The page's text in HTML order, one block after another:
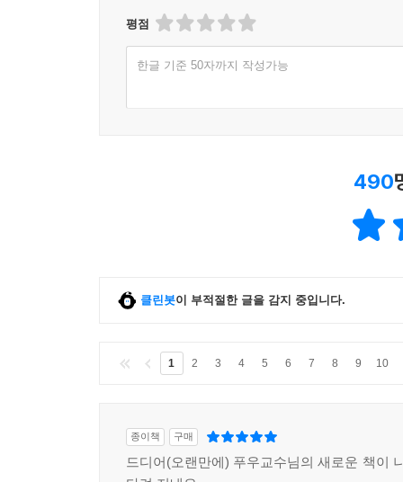
평점
한글 기준 50자까지 작성가능
490
클린봇이 부적절한 글을 감지 중입니다.
1 2 3 4 5 6 7 8 9 10
종이책 구매
드디어(오랜만에) 푸우교수님의 새로운 책이